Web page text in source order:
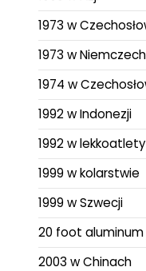
1973 w
1973 w Niemczech
1974 w
1992 w Indonezji
1992 w
1999 w kolarstwie
1999 w Szwecji
20 foot
2003 w Chinach